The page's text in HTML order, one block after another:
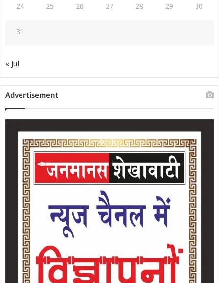
24 25 26 27 28 29 30
31
« Jul
Advertisement